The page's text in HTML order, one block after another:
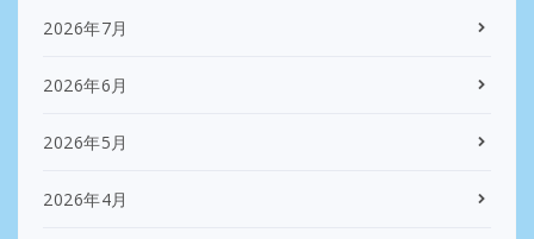
2026年7月
2026年6月
2026年5月
2026年4月